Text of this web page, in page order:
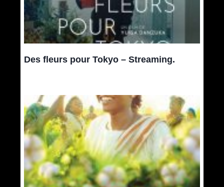
Des fleurs pour Tokyo – Streaming.